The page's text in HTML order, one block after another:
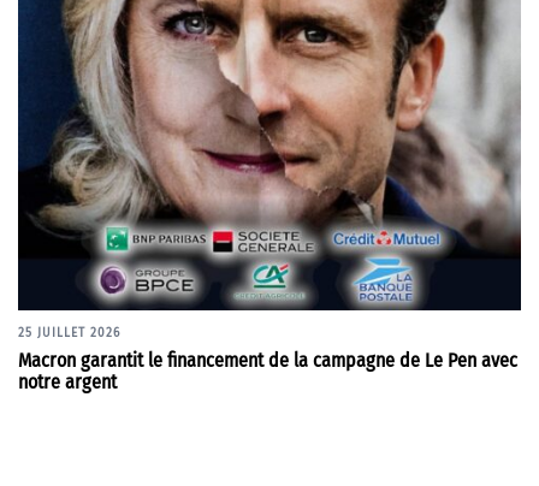
25 JUILLET 2026
Macron garantit le financement de la campagne de Le Pen avec
notre argent